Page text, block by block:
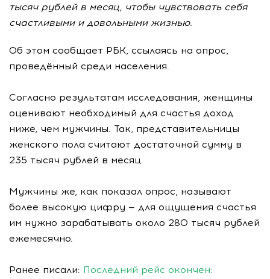
тысяч рублей в месяц, чтобы чувствовать себя
счастливыми и довольными жизнью.
Об этом сообщает РБК, ссылаясь на опрос,
проведённый среди населения.
Согласно результатам исследования, женщины
оценивают необходимый для счастья доход
ниже, чем мужчины. Так, представительницы
женского пола считают достаточной сумму в
235 тысяч рублей в месяц.
Мужчины же, как показал опрос, называют
более высокую цифру — для ощущения счастья
им нужно зарабатывать около 280 тысяч рублей
ежемесячно.
Ранее писали: Последний рейс окончен: